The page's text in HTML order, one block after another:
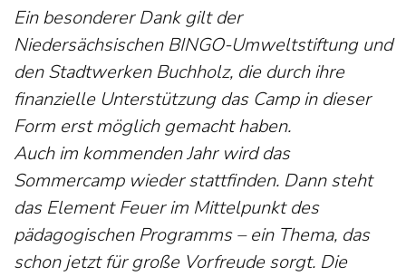
Ein besonderer Dank gilt der
Niedersächsischen BINGO-Umweltstiftung und
den Stadtwerken Buchholz, die durch ihre
finanzielle Unterstützung das Camp in dieser
Form erst möglich gemacht haben.
Auch im kommenden Jahr wird das
Sommercamp wieder stattfinden. Dann steht
das Element Feuer im Mittelpunkt des
pädagogischen Programms – ein Thema, das
schon jetzt für große Vorfreude sorgt. Die